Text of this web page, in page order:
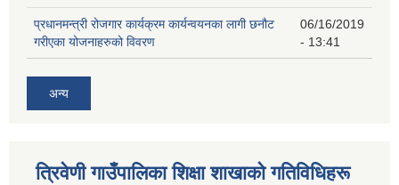
प्रधानमन्त्री रोजगार कार्यक्रम कार्यन्वयनका लागी छनौट
गरीएका योजनाहरुको विवरण
06/16/2019
- 13:41
अन्य
त्रिवेणी गाउँपालिका शिक्षा शाखाकाे गतिविधिहरू